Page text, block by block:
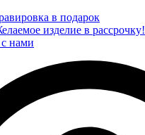
в подарок
изделие в рассрочку!
нами